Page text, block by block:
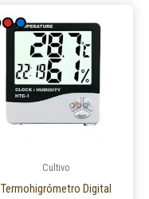
Cultivo
Termohigrómetro Digital